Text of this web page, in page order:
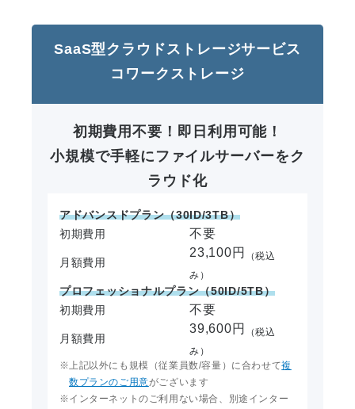
SaaS型クラウドストレージサービス
コワークストレージ
初期費用不要！即日利用可能！
小規模で手軽にファイルサーバーをク
ラウド化
アドバンスドプラン（30ID/3TB）
初期費用
不要
月額費用
23,100円
（税込
み）
プロフェッショナルプラン（50ID/5TB）
初期費用
不要
月額費用
39,600円
（税込
み）
上記以外にも規模（従業員数/容量）に合わせて複
数プランのご用意がございます
インターネットのご利用ない場合、別途インター